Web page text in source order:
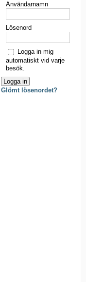
Användarnamn
Lösenord
Logga in mig
automatiskt vid varje
besök.
Glömt lösenordet?